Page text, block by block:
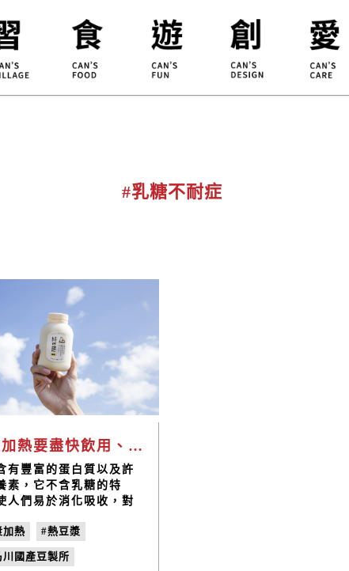
#乳糖不耐症
豆漿加熱要盡快飲用、勿反覆加熱，才能保存營養價值！
有豐富的蛋白質以及許
素，它不含乳糖的特
人們易於消化吸收，對
飲用，因此也被譽為
界的牛奶」。像豆漿這
價值高的飲品，一年四
加熱 #熱豆漿
川國產豆製所